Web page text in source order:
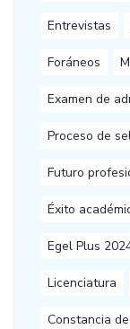
Entrevistas
Foráneos
Examen de
Proceso de
Futuro
Éxito
Egel Plus
Licenciatura
Constancia